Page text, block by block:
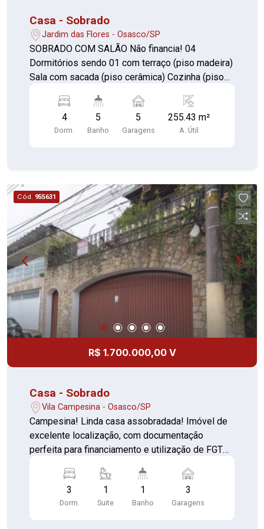
Casa - Sobrado
Jardim das Flores - Osasco/SP
SOBRADO COM SALÃO Não financia! 04
Dormitórios sendo 01 com terraço (piso madeira)
Sala com sacada (piso cerâmica) Cozinha (piso
box (piso cerâmica) Área de serviço (piso
cerâmica) Lavabo (piso cerâmica) 04 vagas de
garagem SALÃO Salão 62,72 m² com balcão e pia
com pia, suporte de microondas, coifa com
exaustor (piso cerâmica) Lavabo com hall de
entrada (piso cerâmica)
4
Dorm.
5
Banho
5
Garagens
255.43 m²
A. Útil
Cód. 955631
R$ 1.700.000,00 V
Casa - Sobrado
Vila Campesina - Osasco/SP
Campesina! Linda casa assobradada! Imóvel de
excelente localização, com documentação
perfeita para financiamento e utilização de FGTS.
metros quadrados construídos, com 3 quartos
todos com piso laminado sendo 1 suíte com
sauna (contando com uma vista maravilhosa do
3
Dorm.
1
Suite
1
Banho
3
Garagens